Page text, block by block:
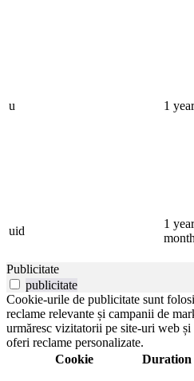
u 1 year
uid
1
month
Publicitate
publicitate
Cookie-urile de publicitate sunt
reclame relevante și campanii de
urmăresc vizitatorii pe site-uri web
oferi reclame personalizate.
Cookie
Duration